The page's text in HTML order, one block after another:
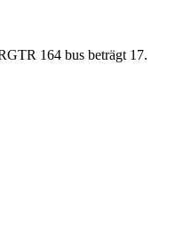
164 bus beträgt 17.